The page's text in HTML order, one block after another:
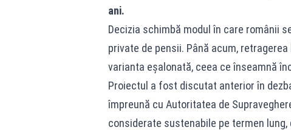
ani.
Decizia schimbă modul în care românii
private de pensii. Până acum,
varianta eșalonată, ceea ce înseamnă
Proiectul a fost discutat anterior în
împreună cu Autoritatea de
considerate sustenabile pe termen